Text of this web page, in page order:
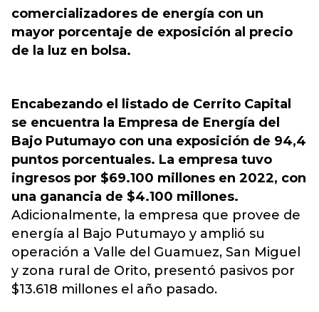
comercializadores de energía con un
mayor porcentaje de exposición al precio
de la luz en bolsa.
Encabezando el listado de Cerrito Capital
se encuentra la Empresa de Energía del
Bajo Putumayo con una exposición de 94,4
puntos porcentuales. La empresa tuvo
ingresos por $69.100 millones en 2022, con
una ganancia de $4.100 millones.
Adicionalmente, la empresa que provee de
energía al Bajo Putumayo y amplió su
operación a Valle del Guamuez, San Miguel
y zona rural de Orito, presentó pasivos por
$13.618 millones el año pasado.